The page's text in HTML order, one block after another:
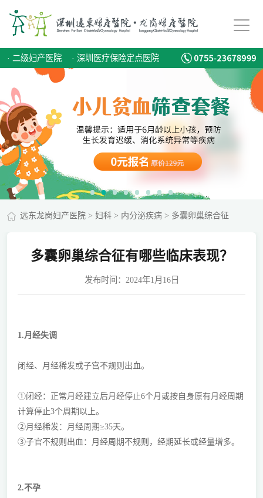
· 二级妇产医院 · 深圳医疗保险定点医院
远东龙岗妇产医院> 妇科> 内分泌疾病> 多囊卵巢综合征
多囊卵巢综合征有哪些临床表现？
发布时间：2024年1月16日
1.月经失调
闭经、月经稀发或子宫不规则出血。
①闭经：正常月经建立后月经停止6个月或按自身原有月经周期
计算停止3个周期以上。
②月经稀发：月经周期≥35天。
③子官不规则出血：月经周期不规则，经期延长或经量增多。
2.不孕